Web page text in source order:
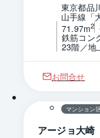
東京都品
山手線「
71.97m2
鉄筋コン
23階／地
お問合せ
マンション
アージョ大崎